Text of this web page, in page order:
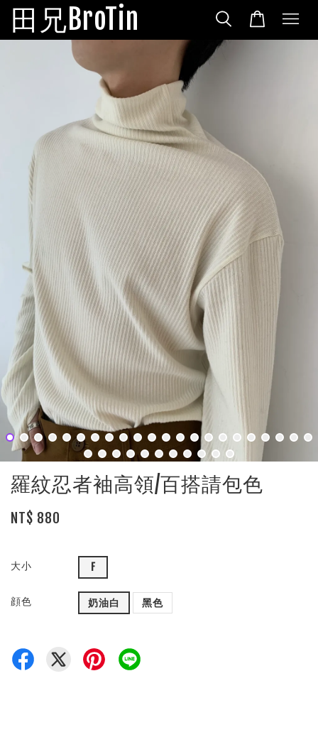
田兄BroTin
羅紋忍者袖高領/百搭請包色
NT$ 880
大小 F
顔色 奶油白 黑色